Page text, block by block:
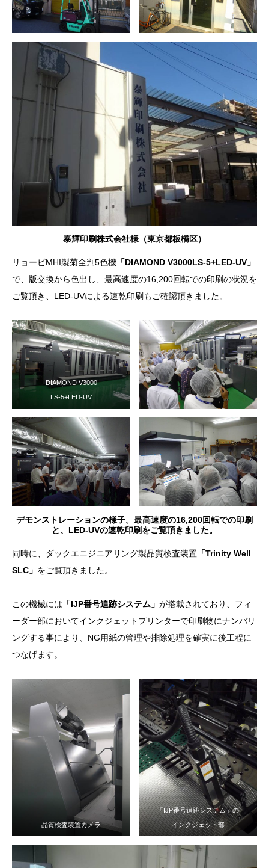
泰輝印刷株式会社様（東京都板橋区）
リョービMHI製菊全判5色機 「DIAMOND V3000LS-5+LED-UV」
で、版交換から色出し、最高速度の16,200回転での印刷の状況を
ご覧頂き、LED-UVによる速乾印刷もご確認頂きました。
DIAMOND V3000
LS-5+LED-UV
デモンストレーションの様子。最高速度の16,200回転での印刷
と、LED-UVの速乾印刷をご覧頂きました。
同時に、ダックエニジニアリング製品質検査装置 「Trinity Well
SLC」 をご覧頂きました。
この機械には 「IJP番号追跡システム」 が搭載されており、フィ
ーダー部においてインクジェットプリンターで印刷物にナンバリ
ングする事により、NG用紙の管理や排除処理を確実に後工程に
つなげます。
品質検査装置カメラ
「IJP番号追跡システム」の
インクジェット部